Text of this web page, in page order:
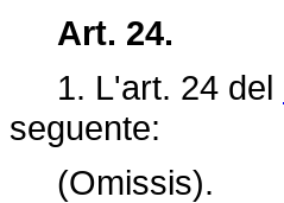
Art. 24.
1. L'art. 24 del
seguente:
(Omissis).